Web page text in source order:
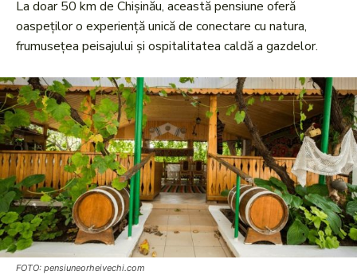
La doar 50 km de Chișinău, această pensiune oferă
oaspeților o experiență unică de conectare cu natura,
frumusețea peisajului și ospitalitatea caldă a gazdelor.
FOTO: pensiuneorheivechi.com